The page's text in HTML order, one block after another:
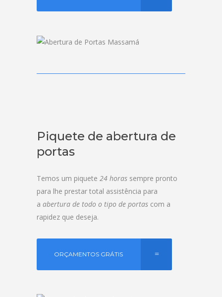
Piquete de abertura de
portas
Temos um piquete 24 horas sempre pronto
para lhe prestar total assistência para
a abertura de todo o tipo de portas com a
rapidez que deseja.
ORÇAMENTOS GRÁTIS